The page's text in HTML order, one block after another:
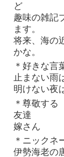
ど
趣味の雑記
ます。
将来、海の
かな。
＊好きな言
止まない雨
明けない夜
＊尊敬する
友達
嫁さん
＊ニックネ
伊勢海老の